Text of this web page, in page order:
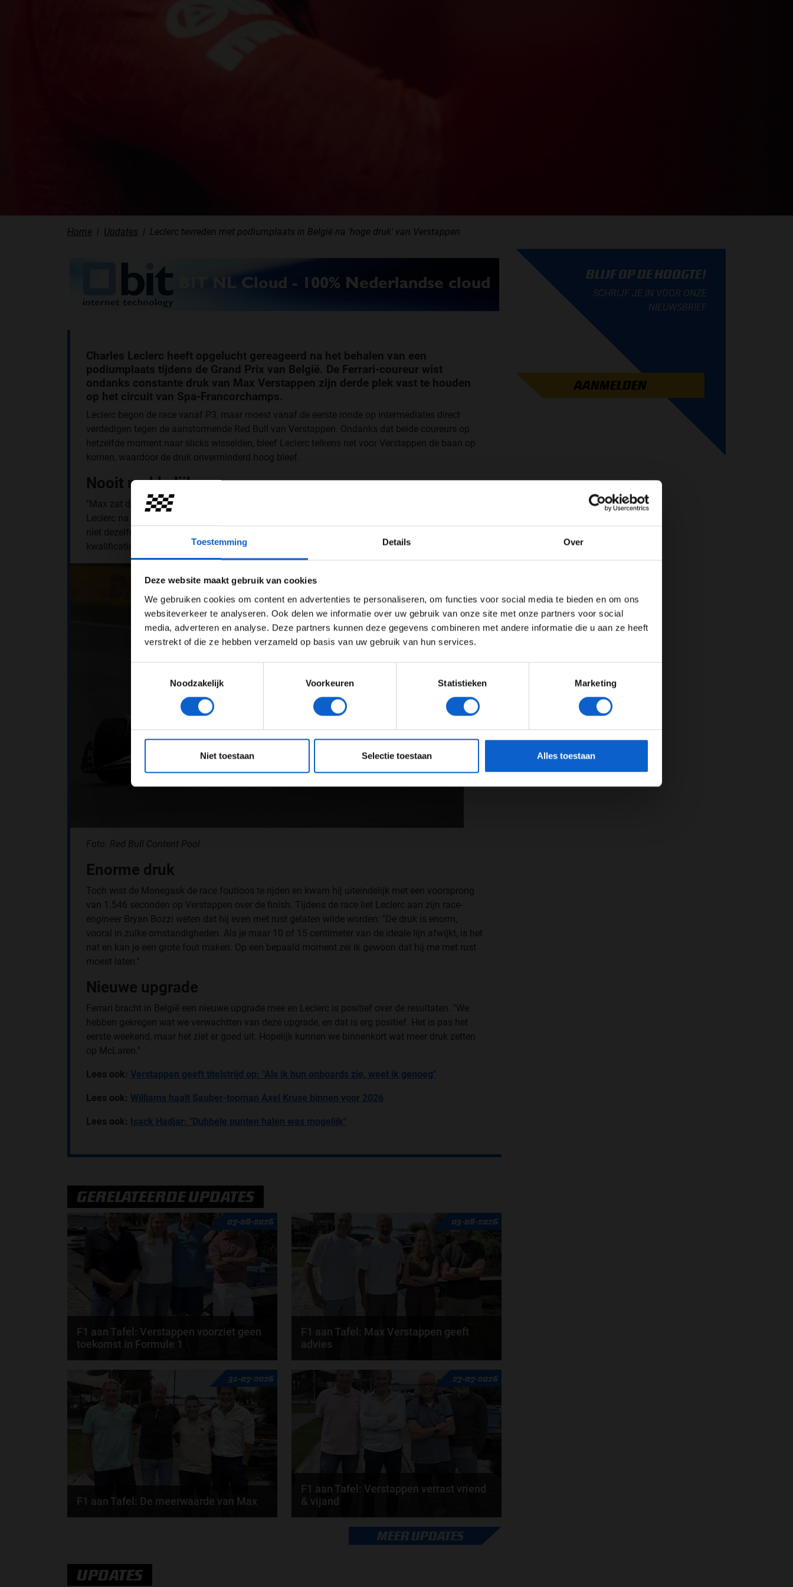
Toestemming Details Over
Deze website maakt gebruik van cookies
We gebruiken cookies om content en advertenties te personaliseren, om functies voor social media te bieden en om ons
websiteverkeer te analyseren. Ook delen we informatie over uw gebruik van onze site met onze partners voor social
media, adverteren en analyse. Deze partners kunnen deze gegevens combineren met andere informatie die u aan ze heeft
verstrekt of die ze hebben verzameld op basis van uw gebruik van hun services.
Noodzakelijk
Voorkeuren Statistieken Marketing
Niet toestaan Selectie toestaan Alles toestaan
Home Updates Leclerc tevreden met podiumplaats in België na 'hoge druk' van Verstappen
Charles Leclerc heeft opgelucht gereageerd na het behalen van een
podiumplaats tijdens de Grand Prix van België. De Ferrari-coureur wist
ondanks constante druk van Max Verstappen zijn derde plek vast te houden
op het circuit van Spa-Francorchamps.
Leclerc begon de race vanaf P3, maar moest vanaf de eerste ronde op intermediates direct
verdedigen tegen de aanstormende Red Bull van Verstappen. Ondanks dat beide coureurs op
hetzelfde moment naar slicks wisselden, bleef Leclerc telkens net voor Verstappen de baan op
komen, waardoor de druk onverminderd hoog bleef.
Nooit makkelijk
''Max zat de hele race binnen twee seconden achter me, dus het was nooit makkelijk'', aldus
Leclerc na afloop van de race. ''Het eerste deel van de race was het lastigst voor ons, omdat we
niet dezelfde
kwalificatie om beter te zijn in de regen.''
Foto: Red Bull Content Pool
Enorme druk
Toch wist de Monegask de race foutloos te rijden en kwam hij uiteindelijk met een voorsprong
van 1.546 seconden op Verstappen over de finish. Tijdens de race liet Leclerc aan zijn race-
engineer Bryan Bozzi weten dat hij even met rust gelaten wilde worden: ''De druk is enorm,
vooral in zulke omstandigheden. Als je maar 10 of 15 centimeter van de ideale lijn afwijkt, is het
nat en kan je een grote fout maken. Op een bepaald moment zei ik gewoon dat hij me met rust
moest laten.''
Nieuwe upgrade
Ferrari bracht in België een nieuwe upgrade mee en Leclerc is positief over de resultaten. ''We
hebben gekregen wat we verwachtten van deze upgrade, en dat is erg positief. Het is pas het
eerste weekend, maar het ziet er goed uit. Hopelijk kunnen we binnenkort wat meer druk zetten
op McLaren.''
Lees ook: Verstappen geeft titelstrijd op: "Als ik hun onboards zie, weet ik genoeg"
Lees ook: Williams haalt Sauber-topman Axel Kruse binnen voor 2026
Lees ook: Isack Hadjar: "Dubbele punten halen was mogelijk"
GERELATEERDE UPDATES
07-08-2026
F1 aan Tafel: Verstappen voorziet geen
toekomst in Formule 1
Max Verstappen wil géén Formule 1-team, de FIA en
de motorfabrikanten zaten niet op één lijn en...
doorde redactie van Grand Prix Radio
03-08-2026
F1 aan Tafel: Max Verstappen geeft
advies
Max Verstappen adviseert Red Bull. Gaat George
Russell weg bij Mercedes? En moet de budgetcap...
31-07-2026
F1 aan Tafel: De meerwaarde van Max
doorde redactie van Grand Prix Radio
27-07-2026
F1 aan Tafel: Verstappen verrast vriend
& vijand
Max Verstappen verrast zichzelf. De opmerkelijke
straffen en blauwe vlaggen. En Maleisië is terug...
MEER UPDATES
UPDATES
BLIJF OP DE HOOGTE!
SCHRIJF JE IN VOOR ONZE
NIEUWSBRIEF
AANMELDEN
Advertentie instellingen
Toon alle alcoholische drankenadvertenties (18+)
Toon alle kansspelenadvertenties (24+)
JONGER DAN 24 24 JAAR OF OUDER
*Raadpleeg onsprivacybeleidvoor meer informatie over gegevensgebruik en -bescherming.